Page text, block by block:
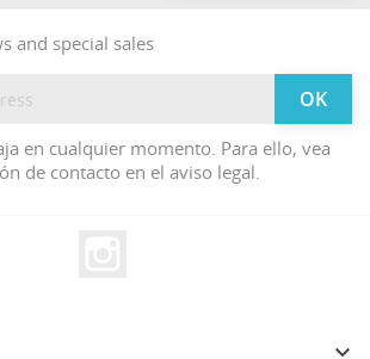
and special sales
en cualquier momento. Para ello, vea
de contacto en el aviso legal.
